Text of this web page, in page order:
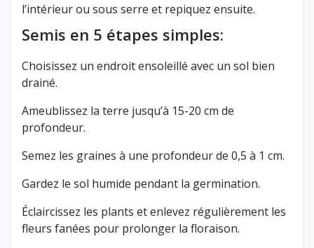
l’intérieur ou sous serre et repiquez ensuite.
Semis en 5 étapes simples:
Choisissez un endroit ensoleillé avec un sol bien
drainé.
Ameublissez la terre jusqu’à 15-20 cm de
profondeur.
Semez les graines à une profondeur de 0,5 à 1 cm.
Gardez le sol humide pendant la germination.
Éclaircissez les plants et enlevez régulièrement les
fleurs fanées pour prolonger la floraison.